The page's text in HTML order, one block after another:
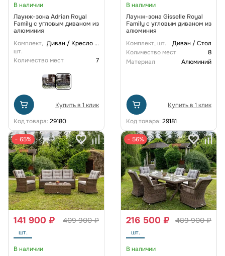
В наличии
Лаунж-зона Adrian Royal
Family с угловым диваном из
алюминия
Комплект,
шт.
Диван / Кресло...
Количество мест 7
Купить в 1 клик
Код товара: 29180
В наличии
Лаунж-зона Gisselle Royal
Family с угловым диваном из
алюминия
Комплект, шт.
Диван / Стол
Количество мест
8
Материал
Алюминий
Купить в 1 клик
Код товара: 29181
− 65%
409 900 ₽
141 900 ₽
шт.
В наличии
− 56%
489 900 ₽
216 500 ₽
шт.
В наличии